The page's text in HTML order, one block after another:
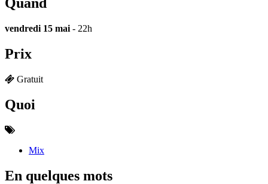
Quand
vendredi 15 mai - 22h
Prix
Gratuit
Quoi
Mix
En quelques mots